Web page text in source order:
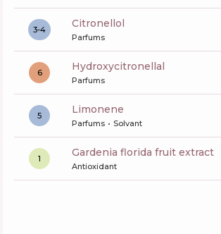
3-4 citronellol
Parfums
6 hydroxycitronellal
Parfums
5 limonene
Parfums Solvant
1 gardenia florida fruit extract
Antioxidant